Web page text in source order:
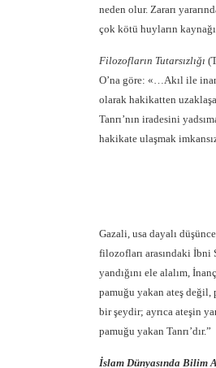
neden olur. Zararı
çok kötü huyların
Filozofların Tutarsızlığı
O’na göre: «…Akıl ile
olarak hakikatten
Tanrı’nın iradesini
hakikate ulaşmak
Gazali, usa dayalı
filozofları arasındaki İbni
yandığını ele alalım,
pamuğu yakan ateş değil,
bir şeydir; ayrıca ateşin
pamuğu yakan Tanrı’dır.”
İslam Dünyasında Bilim